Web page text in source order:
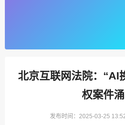
北京互联网法院：“AI
权案件
发布时间：2025-03-25